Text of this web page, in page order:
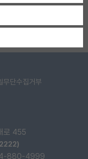
무단수집거부
로 455
880-4999